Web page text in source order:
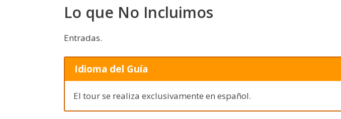
Lo que No Incluimos
Entradas.
Idioma del Guía
El tour se realiza exclusivamente en español.